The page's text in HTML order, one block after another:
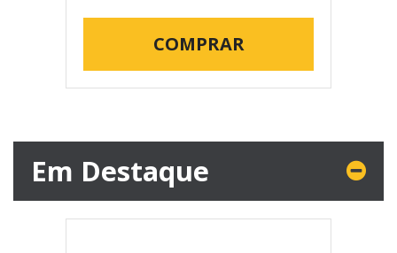
COMPRAR
Em Destaque